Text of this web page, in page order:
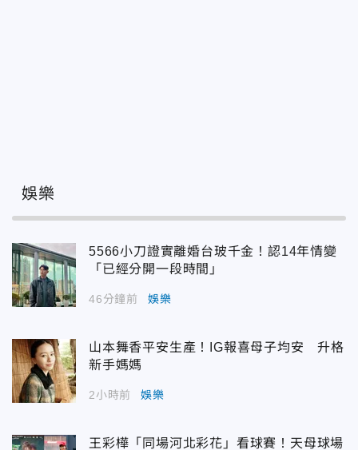
娛樂
5566小刀證實離婚台玻千金！認14年情變
「已經分開一段時間」
46分鐘前 娛樂
山本舞香平安生產！IG報喜母子均安 升格
新手媽媽
2小時前 娛樂
王彩樺「同場河北彩花」看球賽！天母球場